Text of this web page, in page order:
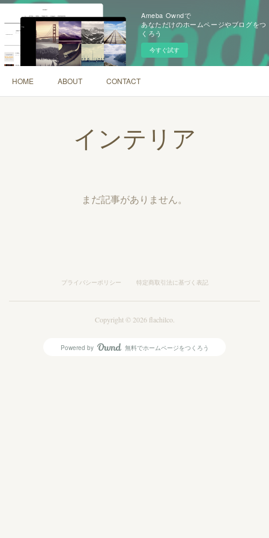
Ameba Owndで
あなただけのホームページやブログをつ
くろう
今すぐ試す
HOME ABOUT CONTACT
インテリア
まだ記事がありません。
プライバシーポリシー 特定商取引法に基づく表記
Copyright © 2026 flachilco.
Powered by AmebaOwnd
無料でホームページをつくろう